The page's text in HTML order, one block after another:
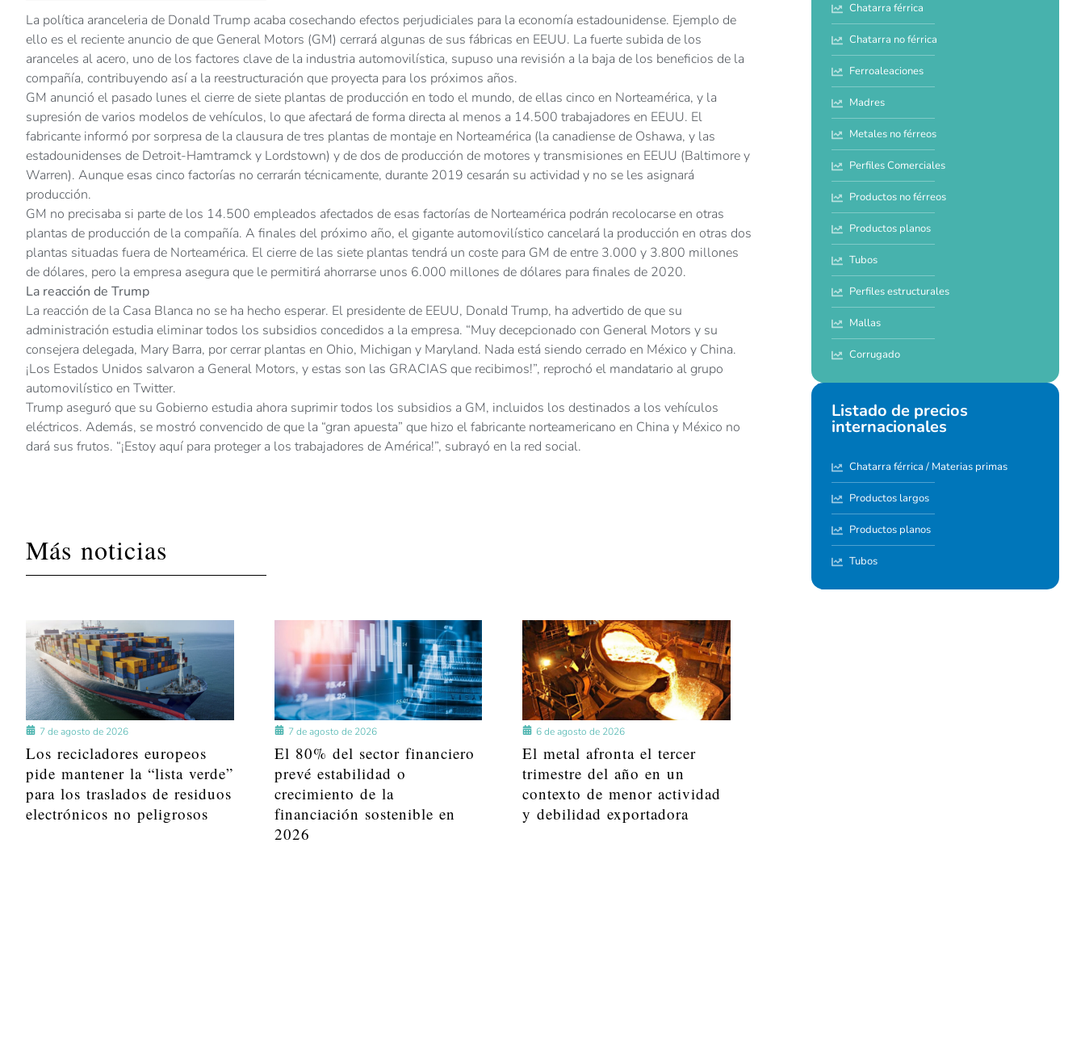
La política aranceleria de Donald Trump acaba cosechando efectos perjudiciales para la economía estadounidense. Ejemplo de
ello es el reciente anuncio de que General Motors (GM) cerrará algunas de sus fábricas en EEUU. La fuerte subida de los
aranceles al acero, uno de los factores clave de la industria automovilística, supuso una revisión a la baja de los beneficios de la
compañía, contribuyendo así a la reestructuración que proyecta para los próximos años.
GM anunció el pasado lunes el cierre de siete plantas de producción en todo el mundo, de ellas cinco en Norteamérica, y la
supresión de varios modelos de vehículos, lo que afectará de forma directa al menos a 14.500 trabajadores en EEUU. El
fabricante informó por sorpresa de la clausura de tres plantas de montaje en Norteamérica (la canadiense de Oshawa, y las
estadounidenses de Detroit-Hamtramck y Lordstown) y de dos de producción de motores y transmisiones en EEUU (Baltimore y
Warren). Aunque esas cinco factorías no cerrarán técnicamente, durante 2019 cesarán su actividad y no se les asignará
producción.
GM no precisaba si parte de los 14.500 empleados afectados de esas factorías de Norteamérica podrán recolocarse en otras
plantas de producción de la compañía. A finales del próximo año, el gigante automovilístico cancelará la producción en otras dos
plantas situadas fuera de Norteamérica. El cierre de las siete plantas tendrá un coste para GM de entre 3.000 y 3.800 millones
de dólares, pero la empresa asegura que le permitirá ahorrarse unos 6.000 millones de dólares para finales de 2020.
La reacción de Trump
La reacción de la Casa Blanca no se ha hecho esperar. El presidente de EEUU, Donald Trump, ha advertido de que su
administración estudia eliminar todos los subsidios concedidos a la empresa. “Muy decepcionado con General Motors y su
consejera delegada, Mary Barra, por cerrar plantas en Ohio, Michigan y Maryland. Nada está siendo cerrado en México y China.
¡Los Estados Unidos salvaron a General Motors, y estas son las GRACIAS que recibimos!”, reprochó el mandatario al grupo
automovilístico en Twitter.
Trump aseguró que su Gobierno estudia ahora suprimir todos los subsidios a GM, incluidos los destinados a los vehículos
eléctricos. Además, se mostró convencido de que la “gran apuesta” que hizo el fabricante norteamericano en China y México no
dará sus frutos. “¡Estoy aquí para proteger a los trabajadores de América!”, subrayó en la red social.
Más noticias
7 de agosto de 2026
Los recicladores europeos
pide mantener la “lista verde”
para los traslados de residuos
electrónicos no peligrosos
7 de agosto de 2026
El 80% del sector financiero
prevé estabilidad o
crecimiento de la
financiación sostenible en
2026
6 de agosto de 2026
El metal afronta el tercer
trimestre del año en un
contexto de menor actividad
y debilidad exportadora
Chatarra férrica
Chatarra no férrica
Ferroaleaciones
Madres
Metales no férreos
Perfiles Comerciales
Productos no férreos
Productos planos
Tubos
Perfiles estructurales
Mallas
Corrugado
Listado de precios
internacionales
Chatarra férrica / Materias primas
Productos largos
Productos planos
Tubos